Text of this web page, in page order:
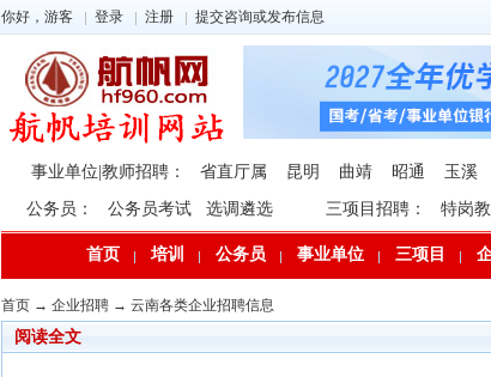
你好，游客 登录 注册 提交咨询或发布信息
事业单位|教师招聘： 省直厅属 昆明 曲靖 昭通 玉溪
公务员： 公务员考试 选调遴选 三项目招聘： 特岗
首页 培训 公务员 事业单位 三项目
首页 → 企业招聘 → 云南各类企业招聘信息
阅读全文